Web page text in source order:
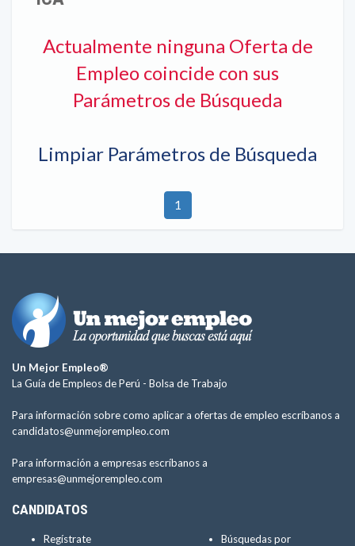
Actualmente ninguna Oferta de
Empleo coincide con sus
Parámetros de Búsqueda
Limpiar Parámetros de Búsqueda
1
Un Mejor Empleo®
La Guía de Empleos de Perú - Bolsa de Trabajo
Para información sobre como aplicar a ofertas de empleo escríbanos a
candidatos@unmejorempleo.com
Para información a empresas escríbanos a
empresas@unmejorempleo.com
CANDIDATOS
Regístrate Búsquedas por